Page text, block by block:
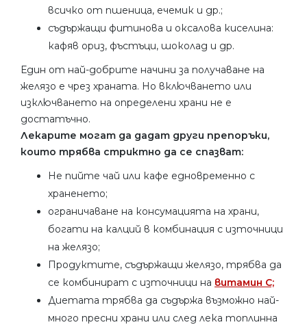
всичко от пшеница, ечемик и др.;
съдържащи фитинова и оксалова киселина:
кафяв ориз, фъстъци, шоколад и др.
Един от най-добрите начини за получаване на
желязо е чрез храната. Но включването или
изключването на определени храни не е
достатъчно.
Лекарите могат да дадат други препоръки,
които трябва стриктно да се спазват:
Не пийте чай или кафе едновременно с
храненето;
ограничаване на консумацията на храни,
богати на калций в комбинация с източници
на желязо;
Продуктите, съдържащи желязо, трябва да
се комбинират с източници на витамин С;
Диетата трябва да съдържа възможно най-
много пресни храни или след лека топлинна